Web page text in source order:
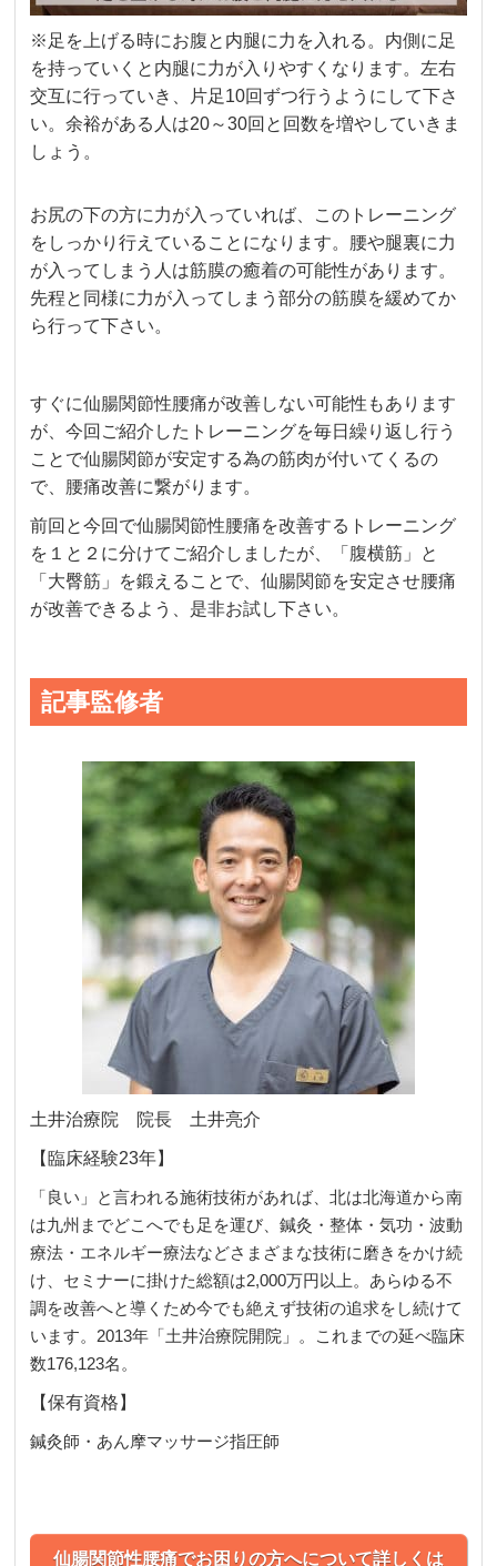
※足を上げる時にお腹と内腿に力を入れる。内側に足
を持っていくと内腿に力が入りやすくなります。左右
交互に行っていき、片足10回ずつ行うようにして下さ
い。余裕がある人は20～30回と回数を増やしていきま
しょう。
お尻の下の方に力が入っていれば、このトレーニング
をしっかり行えていることになります。腰や腿裏に力
が入ってしまう人は筋膜の癒着の可能性があります。
先程と同様に力が入ってしまう部分の筋膜を緩めてか
ら行って下さい。
すぐに仙腸関節性腰痛が改善しない可能性もあります
が、今回ご紹介したトレーニングを毎日繰り返し行う
ことで仙腸関節が安定する為の筋肉が付いてくるの
で、腰痛改善に繋がります。
前回と今回で仙腸関節性腰痛を改善するトレーニング
を１と２に分けてご紹介しましたが、「腹横筋」と
「大臀筋」を鍛えることで、仙腸関節を安定させ腰痛
が改善できるよう、是非お試し下さい。
記事監修者
土井治療院 院長 土井亮介
【臨床経験23年】
「良い」と言われる施術技術があれば、北は北海道から南
は九州までどこへでも足を運び、鍼灸・整体・気功・波動
療法・エネルギー療法などさまざまな技術に磨きをかけ続
け、セミナーに掛けた総額は2,000万円以上。あらゆる不
調を改善へと導くため今でも絶えず技術の追求をし続けて
います。2013年「土井治療院開院」。これまでの延べ臨床
数176,123名。
【保有資格】
鍼灸師・あん摩マッサージ指圧師
仙腸関節性腰痛でお困りの方へについて詳しくは